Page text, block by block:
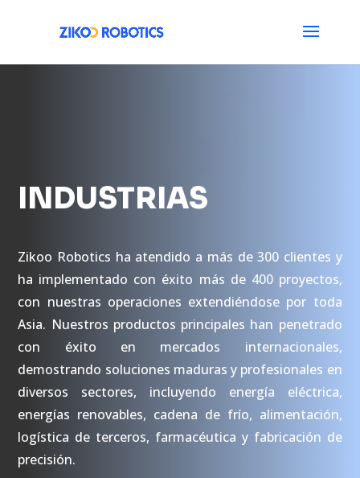
INDUSTRIAS
Zikoo Robotics ha atendido a más de 300 clientes y
ha implementado con éxito más de 400 proyectos,
con nuestras operaciones extendiéndose por toda
Asia. Nuestros productos principales han penetrado
con éxito en mercados internacionales,
demostrando soluciones maduras y profesionales en
diversos sectores, incluyendo energía eléctrica,
energías renovables, cadena de frío, alimentación,
logística de terceros, farmacéutica y fabricación de
precisión.